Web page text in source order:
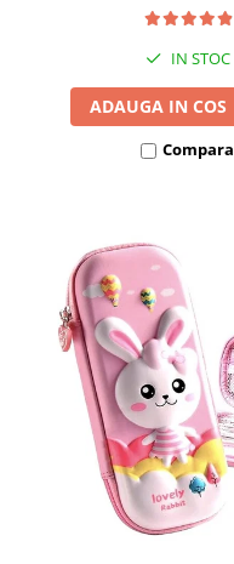
IN STOC
ADAUGA IN COS
Compara